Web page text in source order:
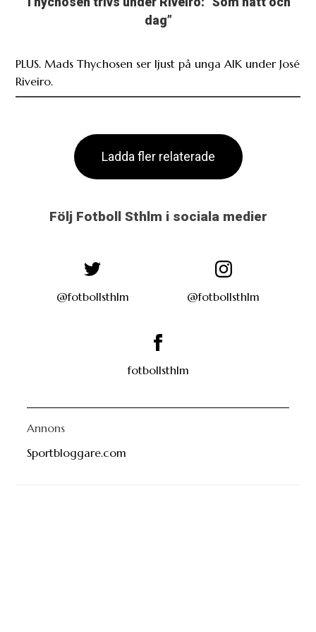
dag”
PLUS. Mads Thychosen ser ljust på unga AIK under José
Riveiro.
Ladda fler relaterade
Följ Fotboll Sthlm i sociala medier
@fotbollsthlm @fotbollsthlm
fotbollsthlm
Annons
Sportbloggare.com